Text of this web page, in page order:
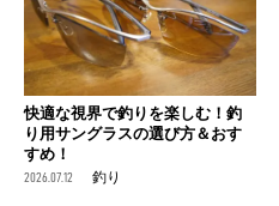
快適な視界で釣りを楽しむ！釣
り用サングラスの選び方＆おす
すめ！
2026.07.12 釣り